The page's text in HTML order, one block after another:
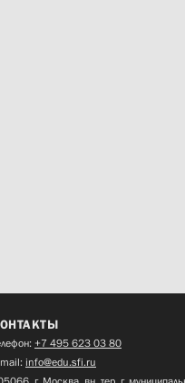
+7 495 623 03 80
info@edu.sfi.ru